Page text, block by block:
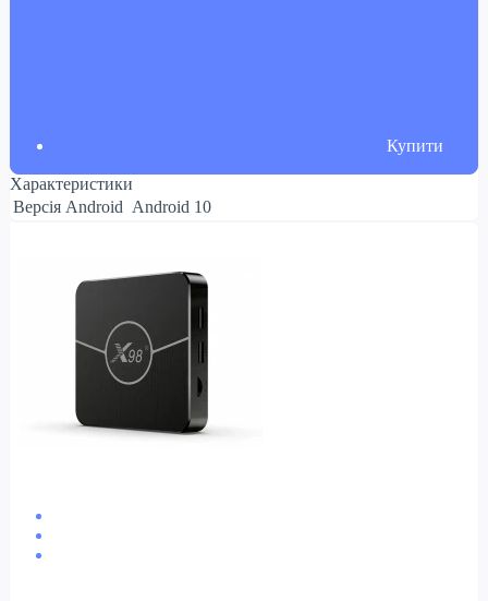
Купити
Характеристики
Версія Android Android 10